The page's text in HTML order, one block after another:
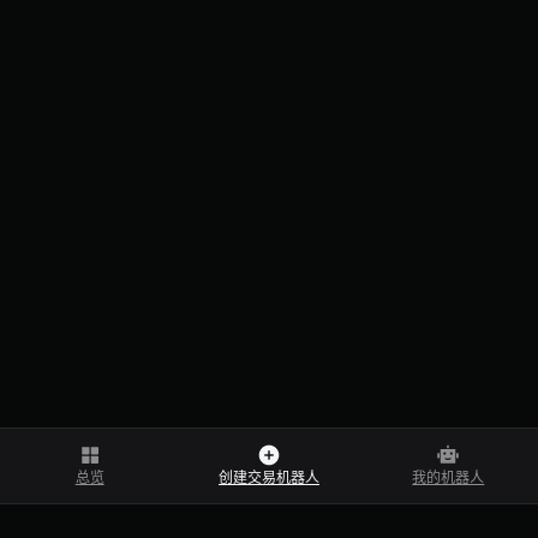
总览 创建交易机器人 我的机器人